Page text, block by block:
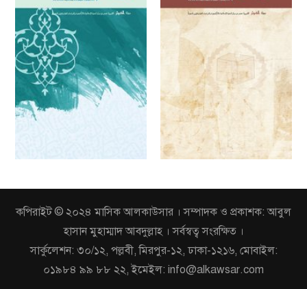
কপিরাইট © ২০২৪ মাসিক আলকাউসার । সম্পাদক ও প্রকাশক: আবুল
হাসান মুহাম্মাদ আবদুল্লাহ । সর্বস্বত্ব সংরক্ষিত ।
সার্কুলেশন: ৩০/১২, পল্লবী, মিরপুর-১২, ঢাকা-১২১৬, মোবাইল:
০১৯৮৪ ৯৯ ৮৮ ২২, ইমেইল: info@alkawsar.com